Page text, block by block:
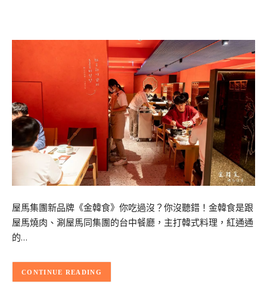
屋馬集團新品牌《金韓食》你吃過沒？你沒聽錯！金韓食是跟
屋馬燒肉、涮屋馬同集團的台中餐廳，主打韓式料理，紅通通
的…
CONTINUE READING